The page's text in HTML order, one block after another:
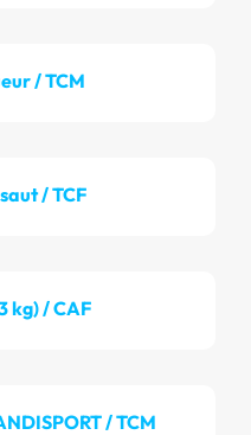
/ TCM
/ TCF
kg) / CAF
/ TCM